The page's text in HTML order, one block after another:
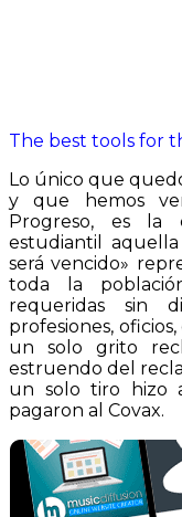
The best tools for
Lo único que
y que hemos
Progreso, es la
estudiantil
será vencido»
toda la
requeridas sin
profesiones,
un solo grito
estruendo del
un solo tiro hizo
pagaron al Covax.